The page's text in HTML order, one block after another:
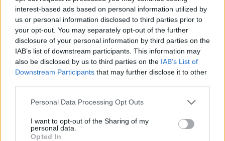
interest-based ads based on personal information utilized by
us or personal information disclosed to third parties prior to
your opt-out. You may separately opt-out of the further
disclosure of your personal information by third parties on the
IAB’s list of downstream participants. This information may
also be disclosed by us to third parties on the IAB’s List of
Downstream Participants that may further disclose it to other
Personal Data Processing Opt Outs
I want to opt-out of the Sharing of my
personal data.
Opted In